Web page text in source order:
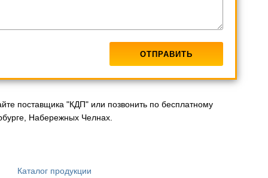
поставщика "КДП" или позвонить по бесплатному
Набережных Челнах.
Каталог продукции